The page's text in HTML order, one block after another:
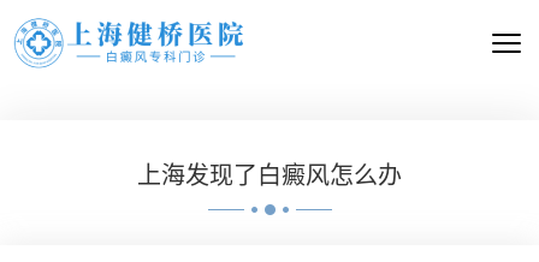
上海发现了白癜风怎么办